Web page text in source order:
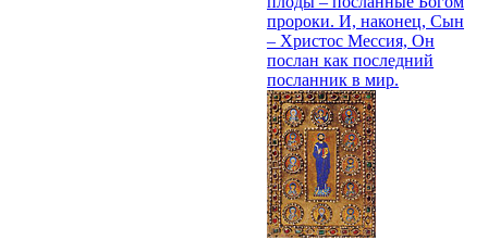
пророки. И, наконец, Сын
– Христос Мессия, Он
послан как последний
посланник в мир.